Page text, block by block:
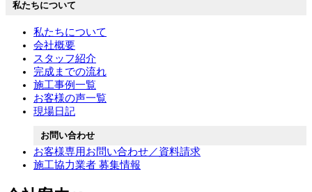
私たちについて
私たちについて
会社概要
スタッフ紹介
完成までの流れ
施工事例一覧
お客様の声一覧
現場日記
お問い合わせ
お客様専用お問い合わせ／資料請求
施工協力業者 募集情報